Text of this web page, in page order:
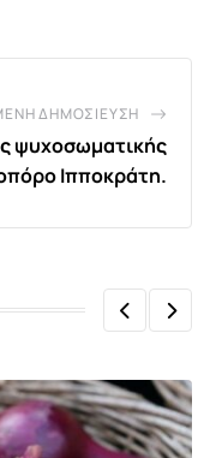
ΔΗΜΟΣΊΕΥΣΗ
ψυχοσωματικής
Ιπποκράτη.